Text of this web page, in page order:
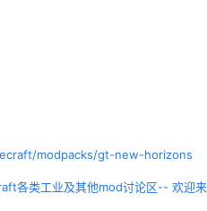
modpacks/gt-new-horizons
各类工业及其他mod讨论区-- 欢迎